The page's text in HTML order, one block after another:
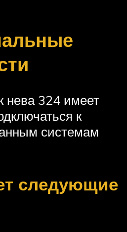
нева 324 имеет
к
системам
следующие